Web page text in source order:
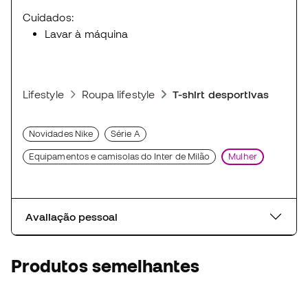
Cuidados:
Lavar à máquina
Lifestyle Roupa lifestyle T-shirt desportivas
Novidades Nike Série A
Equipamentos e camisolas do Inter de Milão Mulher
Avaliação pessoal
Produtos semelhantes